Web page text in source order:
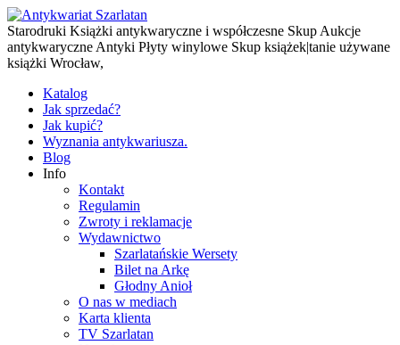
Starodruki Książki antykwaryczne i współczesne Skup Aukcje
antykwaryczne Antyki Płyty winylowe Skup książek|tanie używane
książki Wrocław,
Katalog
Jak sprzedać?
Jak kupić?
Wyznania antykwariusza.
Blog
Info
Kontakt
Regulamin
Zwroty i reklamacje
Wydawnictwo
Szarlatańskie Wersety
Bilet na Arkę
Głodny Anioł
O nas w mediach
Karta klienta
TV Szarlatan